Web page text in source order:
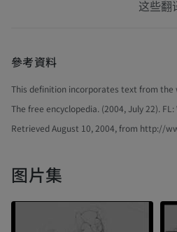
这些翻
參考資料
This definition incorporates text from the
The free encyclopedia. (2004, July 22).
Retrieved August 10, 2004, from http://
图片集